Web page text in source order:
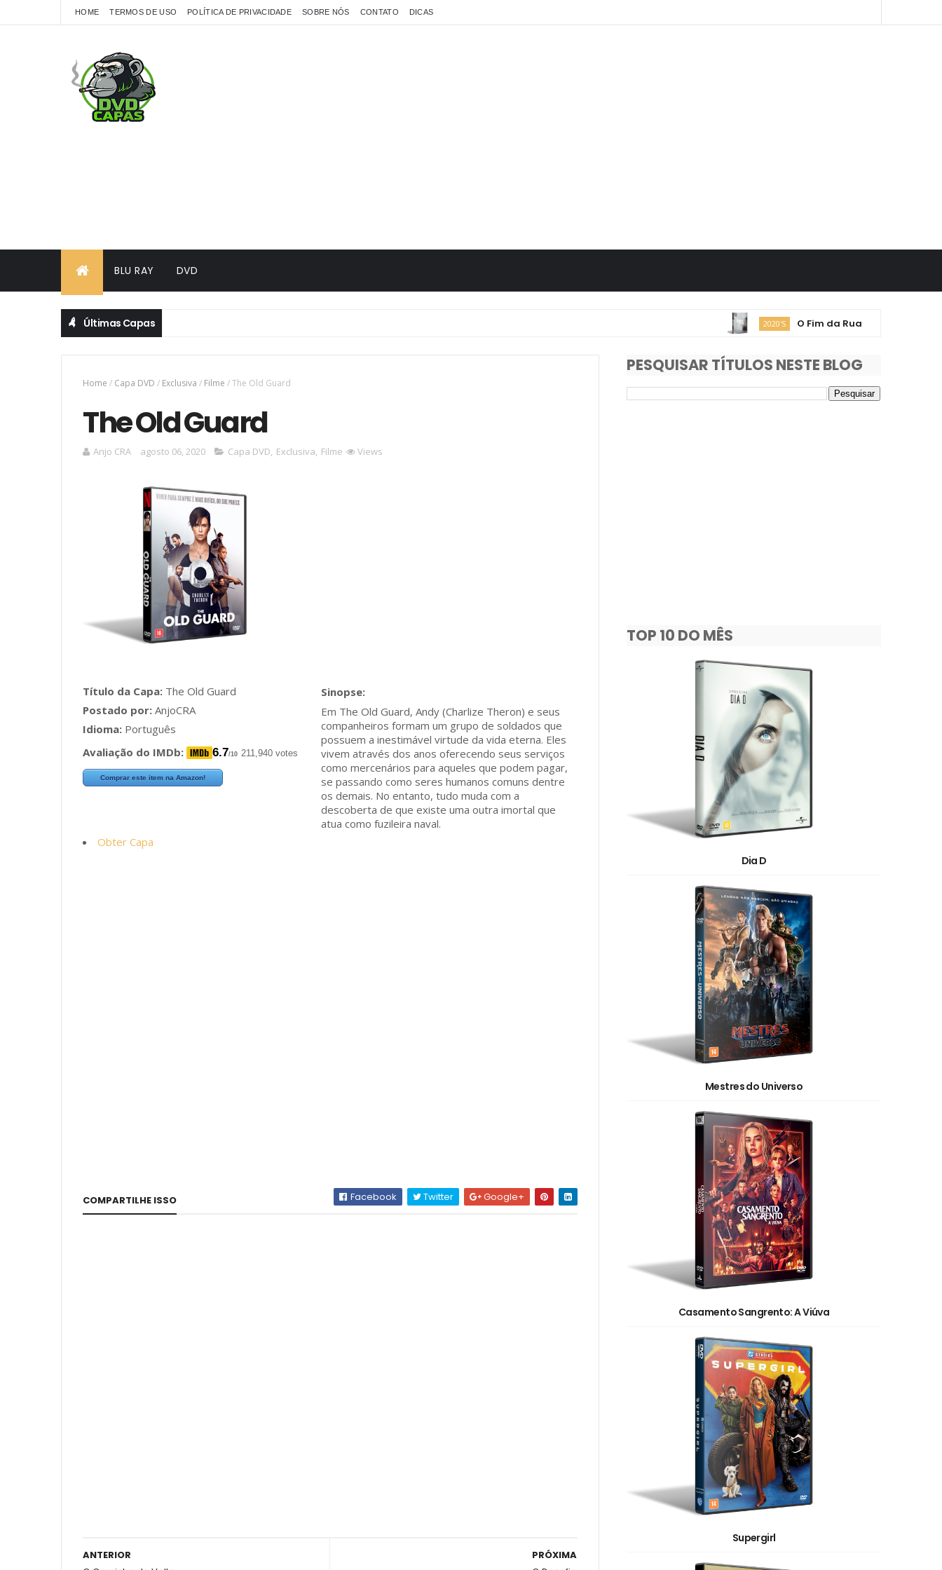
HOME TERMOS DE USO POLÍTICA DE PRIVACIDADE SOBRE NÓS CONTATO DICAS
BLU RAY DVD
Últimas Capas 2020'S O Fim da Rua
Home / Capa DVD / Exclusiva / Filme /The Old Guard
The Old Guard
Anjo CRA agosto 06, 2020 Capa DVD, Exclusiva, Filme Views
Título da Capa: The Old Guard
Postado por: AnjoCRA
Idioma: Português
Avaliação do IMDb:
6.7/10 211,940 votes
Comprar este item na Amazon!
Em The Old Guard, Andy (Charlize Theron) e seus
companheiros formam um grupo de soldados que
possuem a inestimável virtude da vida eterna. Eles
vivem através dos anos oferecendo seus serviços
como mercenários para aqueles que podem pagar,
se passando como seres humanos comuns dentre
os demais. No entanto, tudo muda com a
descoberta de que existe uma outra imortal que
atua como fuzileira naval.
Obter Capa
COMPARTILHE ISSO Facebook Twitter Google+
PRÓXIMA
ANTERIOR
PESQUISAR TÍTULOS NESTE BLOG
TOP 10 DO MÊS
Dia D
Mestres do Universo
Casamento Sangrento: A Viúva
Supergirl